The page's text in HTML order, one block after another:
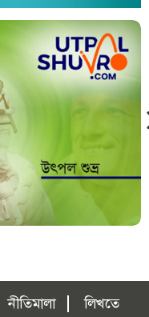
নীতিমালা
লিখতে